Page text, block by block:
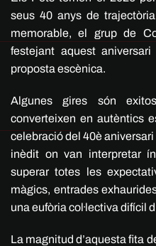
seus 40 anys de
memorable, el grup de
festejant aquest
proposta escènica.
Algunes gires són
converteixen en autèntics
celebració del 40è
inèdit on van interpretar
superar totes les
màgics, entrades
una eufòria col·lectiva difícil
La magnitud d’aquesta fita